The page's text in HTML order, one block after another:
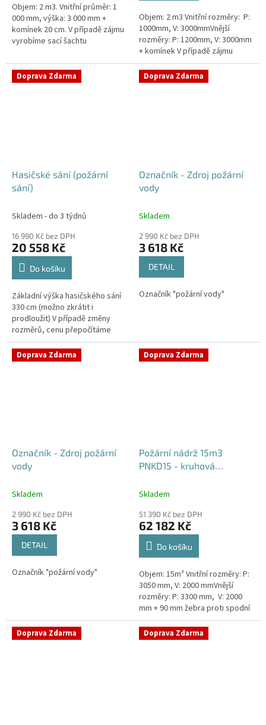
hvězdiček.
Objem: 2 m3. Vnitřní průměr: 1
000 mm, výška: 3 000 mm +
komínek 20 cm. V případě zájmu
vyrobíme sací šachtu
šachty u požárních nádrží není...
Objem: 2 m3 Vnitřní rozměry: P:
1000mm, V: 3000mmVnější
rozměry: P: 1200mm, V: 3000mm
+ komínek V případě zájmu
vyrobíme sací šachtu
jakýchkoliv rozměrů. Použití...
Doprava Zdarma
Hasičské sání (požární
sání)
Skladem - do 3 týdnů
16 990 Kč bez DPH
20 558 Kč
Do košíku
Základní výška hasičského sání
330 cm (možno zkrátit i
prodloužit) V případě změny
rozměrů, cenu přepočítáme
individuálně.
Doprava Zdarma
Označník - Zdroj požární
vody
Skladem
2 990 Kč bez DPH
3 618 Kč
DETAIL
Označník "požární vody"
Doprava Zdarma
Označník - Zdroj požární
vody
Skladem
2 990 Kč bez DPH
3 618 Kč
DETAIL
Označník "požární vody"
Doprava Zdarma
Požární nádrž 15m3
PNKD15 - kruhová
Skladem
51 390 Kč bez DPH
62 182 Kč
Do košíku
Objem: 15m³ Vnitřní rozměry: P:
3050 mm, V: 2000 mmVnější
rozměry: P: 3300 mm, V: 2000
mm + 90 mm žebra proti spodní
vodě + komínek Rozměry nádrže
možno jakkoliv...
Doprava Zdarma Doprava Zdarma